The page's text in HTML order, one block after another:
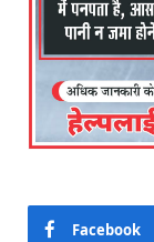
Facebook